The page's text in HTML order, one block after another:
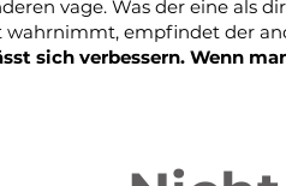
vage. Was der eine als
wahrnimmt, empfindet der
sich verbessern. Wenn